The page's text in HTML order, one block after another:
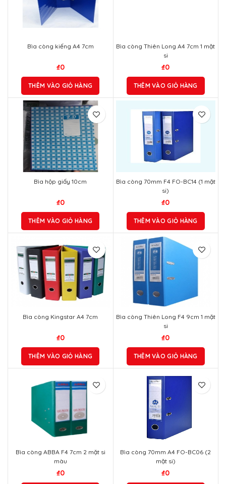
Bìa còng kiếng A4 7cm
₫0
THÊM VÀO GIỎ HÀNG
Bìa còng Thiên Long A4 7cm 1 mặt
si
₫0
THÊM VÀO GIỎ HÀNG
Bìa hộp giấy 10cm
₫0
THÊM VÀO GIỎ HÀNG
Bìa còng 70mm F4 FO-BC14 (1 mặt
si)
₫0
THÊM VÀO GIỎ HÀNG
Bìa còng Kingstar A4 7cm
₫0
THÊM VÀO GIỎ HÀNG
Bìa còng Thiên Long F4 9cm 1 mặt
si
₫0
THÊM VÀO GIỎ HÀNG
Bìa còng ABBA F4 7cm 2 mặt si
màu
₫0
Bìa còng 70mm A4 FO-BC06 (2
mặt si)
₫0